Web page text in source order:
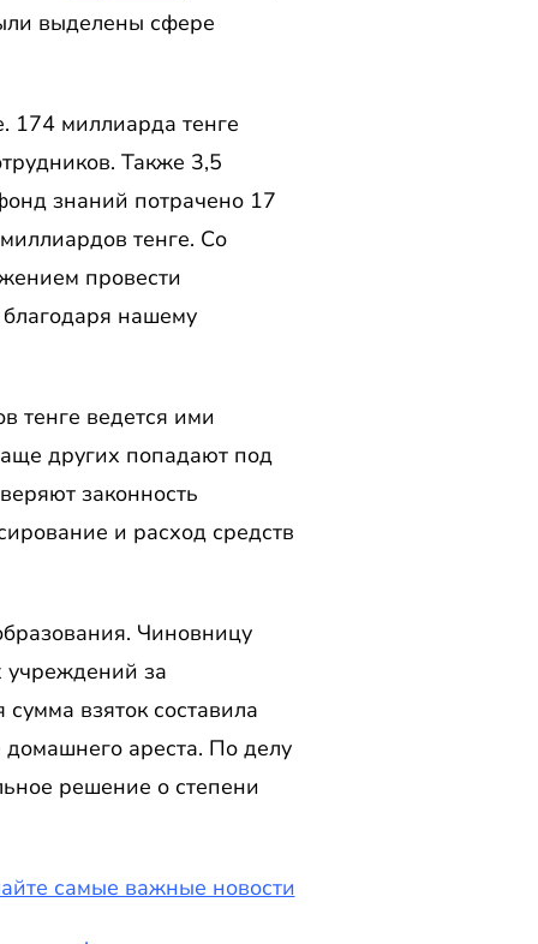
выделены сфере
174 миллиарда тенге
Также 3,5
знаний потрачено 17
тенге. Со
провести
нашему
тенге ведется ими
других попадают под
законность
и расход средств
Чиновницу
учреждений за
взяток составила
ареста. По делу
решение о степени
самые важные новости